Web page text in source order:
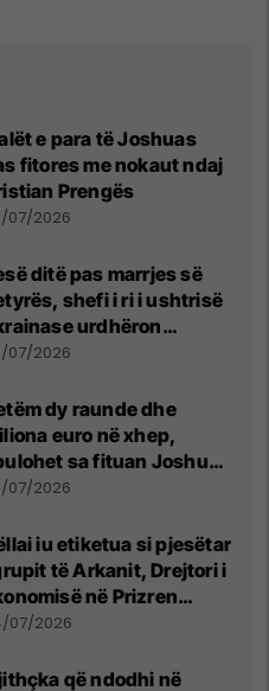
e para të Joshuas
fitores me nokaut ndaj
Prengës
07/2026
ditë pas marrjes së
shefi i ri i ushtrisë
urdhëron
të madh
07/2026
dy raunde dhe
euro në xhep,
sa fituan Joshua
07/2026
iu etiketua si pjesëtar
të Arkanit, Drejtori i
në Prizren
pretendimet
07/2026
që ndodhi në